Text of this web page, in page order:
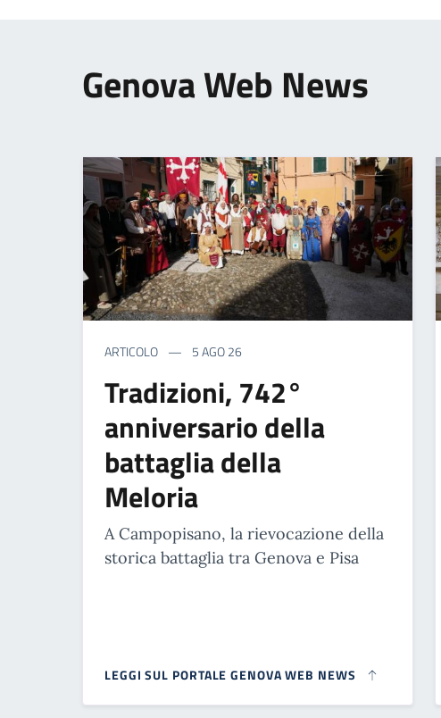
Genova Web News
ARTICOLO 5 AGO 26
Tradizioni, 742°
anniversario della
battaglia della
Meloria
A Campopisano, la rievocazione della
storica battaglia tra Genova e Pisa
LEGGI SUL PORTALE GENOVA WEB NEWS